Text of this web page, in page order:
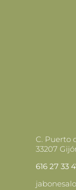
C. Puerto
33207
616 27 33